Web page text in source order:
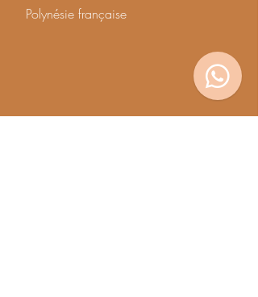
Polynésie française